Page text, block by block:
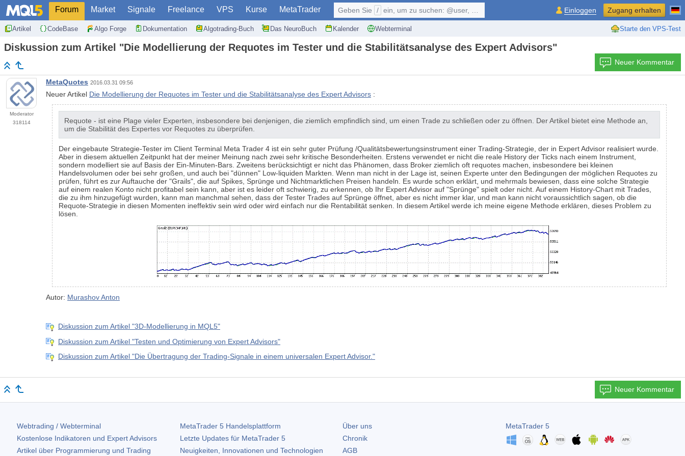
Forum Market Signale Freelance VPS Kurse MetaTrader
Artikel CodeBase Algo Forge Dokumentation Algotrading-Buch Das NeuroBuch Kalender Webterminal Starte den VPS-Test
Geben Sie / ein, um zu suchen: @user, $symbol, ... Einloggen Zugang erhalten
Diskussion zum Artikel "Die Modellierung der Requotes im Tester und die Stabilitätsanalyse des Expert Advisors"
Neuer Kommentar
Moderator
318114
MetaQuotes 2016.03.31 09:56
Neuer Artikel Die Modellierung der Requotes im Tester und die Stabilitätsanalyse des Expert Advisors :
Requote - ist eine Plage vieler Experten, insbesondere bei denjenigen, die ziemlich empfindlich sind, um einen Trade zu schließen oder zu öffnen. Der Artikel bietet eine Methode an,
um die Stabilität des Expertes vor Requotes zu überprüfen.
Der eingebaute Strategie-Tester im Client Terminal Meta Trader 4 ist ein sehr guter Prüfung /Qualitätsbewertungsinstrument einer Trading-Strategie, der in Expert Advisor realisiert wurde.
Aber in diesem aktuellen Zeitpunkt hat der meiner Meinung nach zwei sehr kritische Besonderheiten. Erstens verwendet er nicht die reale History der Ticks nach einem Instrument,
sondern modelliert sie auf Basis der Ein-Minuten-Bars. Zweitens berücksichtigt er nicht das Phänomen, dass Broker ziemlich oft requotes machen, insbesondere bei kleinen
Handelsvolumen oder bei sehr großen, und auch bei "dünnen" Low-liquiden Markten. Wenn man nicht in der Lage ist, seinen Experte unter den Bedingungen der möglichen Requotes zu
prüfen, führt es zur Auftauche der "Grails", die auf Spikes, Sprünge und Nichtmarktlichen Preisen handeln. Es wurde schon erklärt, und mehrmals bewiesen, dass eine solche Strategie
auf einem realen Konto nicht profitabel sein kann, aber ist es leider oft schwierig, zu erkennen, ob Ihr Expert Advisor auf "Sprünge" spielt oder nicht. Auf einem History-Chart mit Trades,
die zu ihm hinzugefügt wurden, kann man manchmal sehen, dass der Tester Trades auf Sprünge öffnet, aber es nicht immer klar, und man kann nicht voraussichtlich sagen, ob die
Requote-Strategie in diesen Momenten ineffektiv sein wird oder wird einfach nur die Rentabilität senken. In diesem Artikel werde ich meine eigene Methode erklären, dieses Problem zu
lösen.
Autor: Murashov Anton
Diskussion zum Artikel "3D-Modellierung in MQL5"
Diskussion zum Artikel "Testen und Optimierung von Expert Advisors"
Diskussion zum Artikel "Die Übertragung der Trading-Signale in einem universalen Expert Advisor."
Neuer Kommentar
Webtrading / Webterminal
Kostenlose Indikatoren und Expert Advisors
Artikel über Programmierung und Trading
MetaTrader 5Handelsplattform
Letzte Updates für MetaTrader 5
Neuigkeiten, Innovationen und Technologien
Über uns
Chronik
AGB
MetaTrader 5